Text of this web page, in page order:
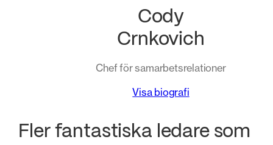
Cody
Crnkovich
Chef för samarbetsrelationer
Visa biografi
Fler fantastiska ledare som